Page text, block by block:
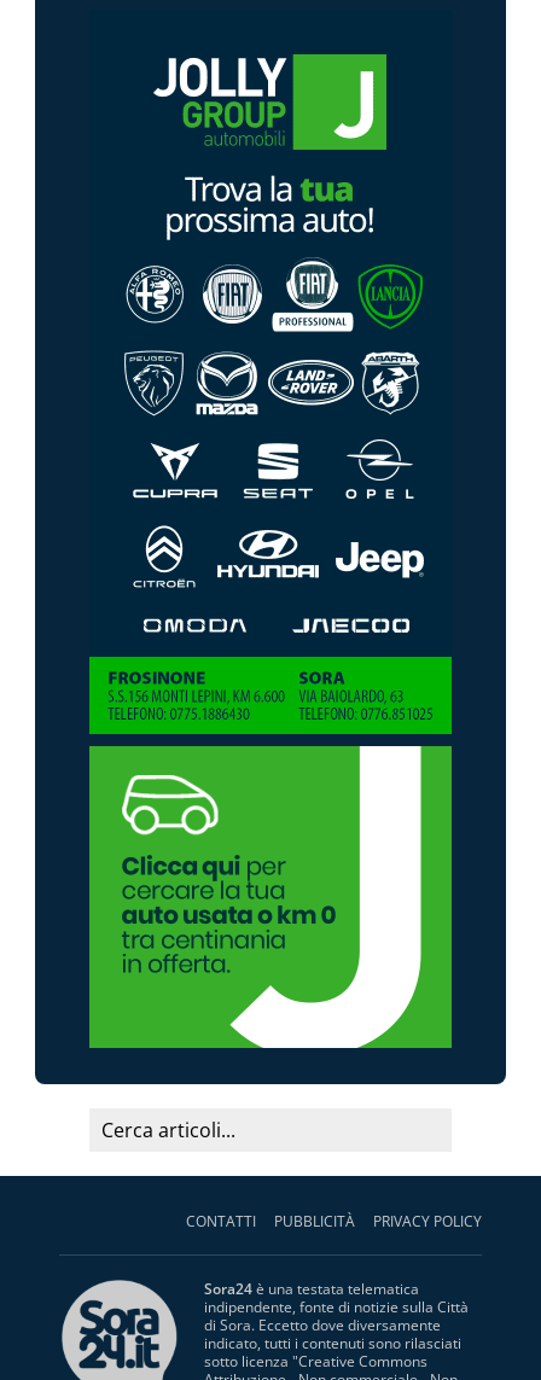
CONTATTI PUBBLICITÀ PRIVACY POLICY
Sora24è una testata telematica
indipendente, fonte di notizie sulla Città
di Sora. Eccetto dove diversamente
indicato, tutti i contenuti sono rilasciati
sotto licenza "Creative Commons